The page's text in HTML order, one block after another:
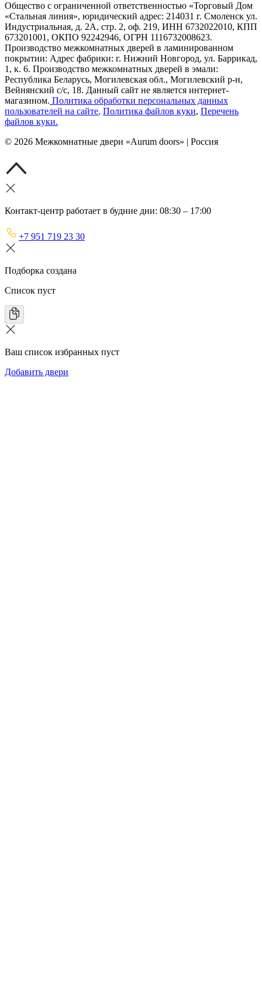
Общество с ограниченной ответственностью «Торговый Дом
«Стальная линия», юридический адрес: 214031 г. Смоленск ул.
Индустриальная, д. 2А, стр. 2, оф. 219, ИНН 6732022010, КПП
673201001, ОКПО 92242946, ОГРН 1116732008623.
Производство межкомнатных дверей в ламинированном
покрытии: Адрес фабрики: г. Нижний Новгород, ул. Баррикад,
1, к. 6. Производство межкомнатных дверей в эмали:
Республика Беларусь, Могилевская обл., Могилевский р-н,
Вейнянский с/с, 18. Данный сайт не является интернет-
магазином. Политика обработки персональных данных
пользователей на сайте, Политика файлов куки, Перечень
файлов куки.
© 2026 Межкомнатные двери «Aurum doors» | Россия
Контакт-центр работает в будние дни: 08:30 – 17:00
+7 951 719 23 30
Подборка создана
Список пуст
Ваш список избранных пуст
Добавить двери